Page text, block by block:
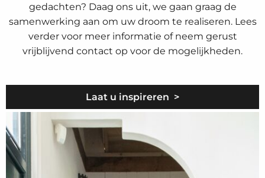
gedachten? Daag ons uit, we gaan graag de
samenwerking aan om uw droom te realiseren. Lees
verder voor meer informatie of neem gerust
vrijblijvend contact op voor de mogelijkheden.
Laat u inspireren >